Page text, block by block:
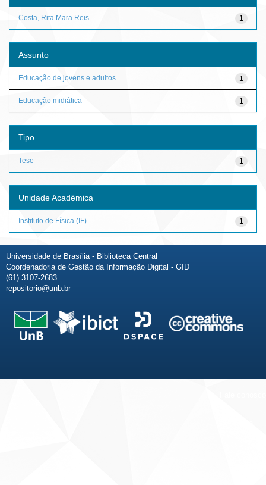
1
Costa, Rita Mara Reis
Assunto
1
Educação de jovens e adultos
1
Educação midiática
Tipo
1
Tese
Unidade Acadêmica
1
Instituto de Física (IF)
Universidade de Brasília - Biblioteca Central
Coordenadoria de Gestão da Informação Digital - GID
(61) 3107-2683
repositorio@unb.br